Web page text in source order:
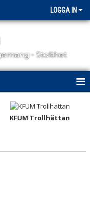
LOGGA IN
- Stolthet
KFUM Trollhättan